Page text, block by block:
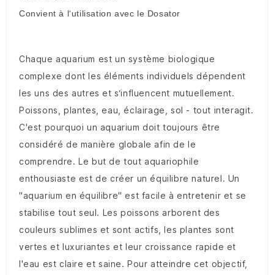
Convient à l‘utilisation avec le Dosator
Chaque aquarium est un système biologique
complexe dont les éléments individuels dépendent
les uns des autres et s‘influencent mutuellement.
Poissons, plantes, eau, éclairage, sol - tout interagit.
C'est pourquoi un aquarium doit toujours être
considéré de manière globale afin de le
comprendre. Le but de tout aquariophile
enthousiaste est de créer un équilibre naturel. Un
"aquarium en équilibre" est facile à entretenir et se
stabilise tout seul. Les poissons arborent des
couleurs sublimes et sont actifs, les plantes sont
vertes et luxuriantes et leur croissance rapide et
l'eau est claire et saine. Pour atteindre cet objectif,